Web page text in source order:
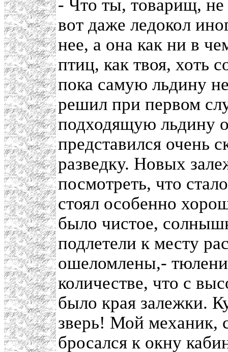
- Что ты, товарищ, не
вот даже ледокол
нее, а она как ни в
птиц, как твоя, хоть
пока самую льдину
решил при первом
подходящую льдину
представился очень
разведку. Новых
посмотреть, что
стоял особенно
было чистое,
подлетели к месту
ошеломлены,- тюлени
количестве, что с
было края залежки.
зверь! Мой механик,
бросался к окну